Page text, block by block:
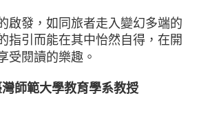
啟發，如同旅者走入變幻多端的
指引而能在其中怡然自得，在開
受閱讀的樂趣。
師範大學教育學系教授